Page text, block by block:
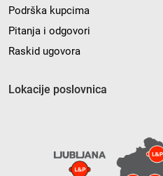
Podrška kupcima
Pitanja i odgovori
Raskid ugovora
Lokacije poslovnica